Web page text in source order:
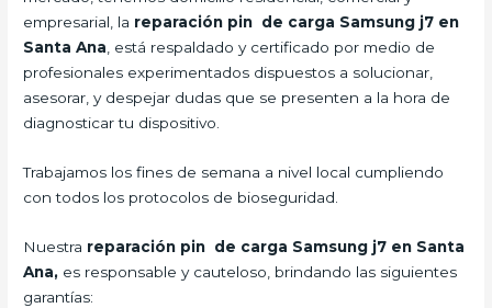
empresarial, la reparación pin de carga Samsung j7 en
Santa Ana , está respaldado y certificado por medio de
profesionales experimentados dispuestos a solucionar,
asesorar, y despejar dudas que se presenten a la hora de
diagnosticar tu dispositivo.
Trabajamos los fines de semana a nivel local cumpliendo
con todos los protocolos de bioseguridad.
Nuestra reparación pin de carga Samsung j7 en Santa
Ana, es responsable y cauteloso, brindando las siguientes
garantías: